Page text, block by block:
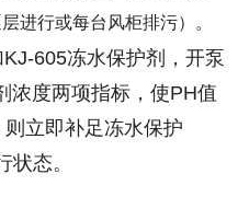
进行或每台风柜排污）。
605冻水保护剂，开泵
浓度两项指标，使PH值
立即补足冻水保护
态。